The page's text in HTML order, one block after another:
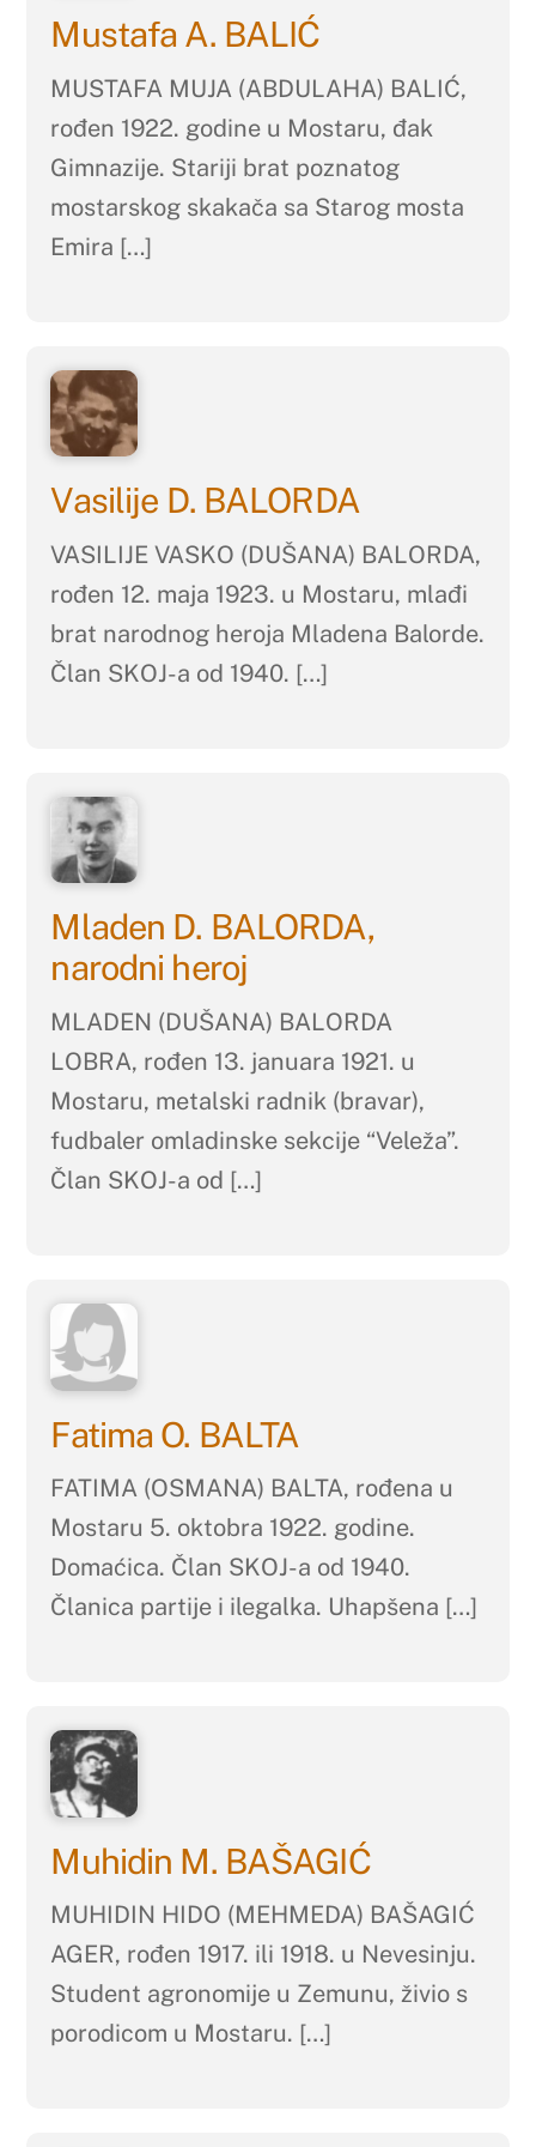
Mustafa A. BALIĆ
MUSTAFA MUJA (ABDULAHA) BALIĆ,
rođen 1922. godine u Mostaru, đak
Gimnazije. Stariji brat poznatog
mostarskog skakača sa Starog mosta
Emira […]
Vasilije D. BALORDA
VASILIJE VASKO (DUŠANA) BALORDA,
rođen 12. maja 1923. u Mostaru, mlađi
brat narodnog heroja Mladena Balorde.
Član SKOJ-a od 1940. […]
Mladen D. BALORDA,
narodni heroj
MLADEN (DUŠANA) BALORDA
LOBRA, rođen 13. januara 1921. u
Mostaru, metalski radnik (bravar),
fudbaler omladinske sekcije “Veleža”.
Član SKOJ-a od […]
Fatima O. BALTA
FATIMA (OSMANA) BALTA, rođena u
Mostaru 5. oktobra 1922. godine.
Domaćica. Član SKOJ-a od 1940.
Članica partije i ilegalka. Uhapšena […]
Muhidin M. BAŠAGIĆ
MUHIDIN HIDO (MEHMEDA) BAŠAGIĆ
AGER, rođen 1917. ili 1918. u Nevesinju.
Student agronomije u Zemunu, živio s
porodicom u Mostaru. […]